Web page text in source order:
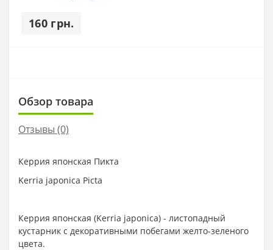
160 грн.
Обзор товара
Отзывы (0)
Керрия японская Пикта
Kerria japonica Picta
Керрия японская (Kerria japonica) - листопадный
кустарник с декоративными побегами желто-зеленого
цвета.